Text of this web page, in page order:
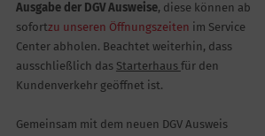
Ausgabe der DGV Ausweise, diese können ab
sofortzu unseren Öffnungszeiten im Service
Center abholen. Beachtet weiterhin, dass
ausschließlich das Starterhaus für den
Kundenverkehr geöffnet ist.
Gemeinsam mit dem neuen DGV Ausweis